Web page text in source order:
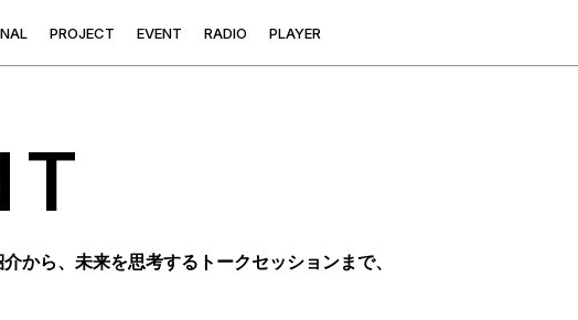
NAL PROJECT EVENT RADIO PLAYER
から、未来を思考するトークセッションまで、